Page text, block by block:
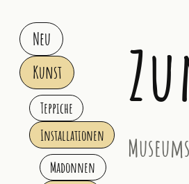
Neu
Kunst
Teppiche
Installationen
Madonnen